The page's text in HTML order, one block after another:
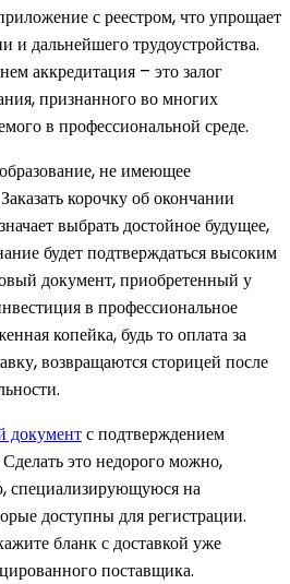
с реестром, что упрощает
и дальнейшего трудоустройства.
аккредитация – это залог
признанного во многих
в профессиональной среде.
не имеющее
корочку об окончании
выбрать достойное будущее,
будет подтверждаться высоким
документ, приобретенный у
в профессиональное
копейка, будь то оплата за
возвращаются сторицей после
документс подтверждением
это недорого можно,
специализирующуюся на
доступны для регистрации.
бланк с доставкой уже
поставщика.